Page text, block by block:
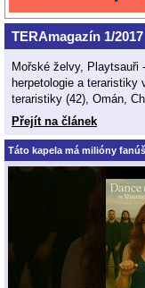
TERAmagazín 1/2017
Mořské želvy, Playtsauři
herpetologie a teraristiky
teraristiky (42), Omán,
Přejít na článek
Táto kapela má milióny